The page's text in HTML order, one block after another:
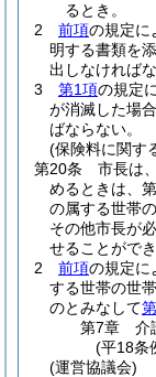
るとき。
2
前項の規定に
明する書類を
出しなければな
3
第1項の規定
が消滅した場
ばならない。
(保険料に関す
第20条
市長は
めるときは、
の属する世帯
その他市長が
せることができ
2
前項の規定に
する世帯の世
のとみなして
第7章
介
(平18条
(運営協議会)